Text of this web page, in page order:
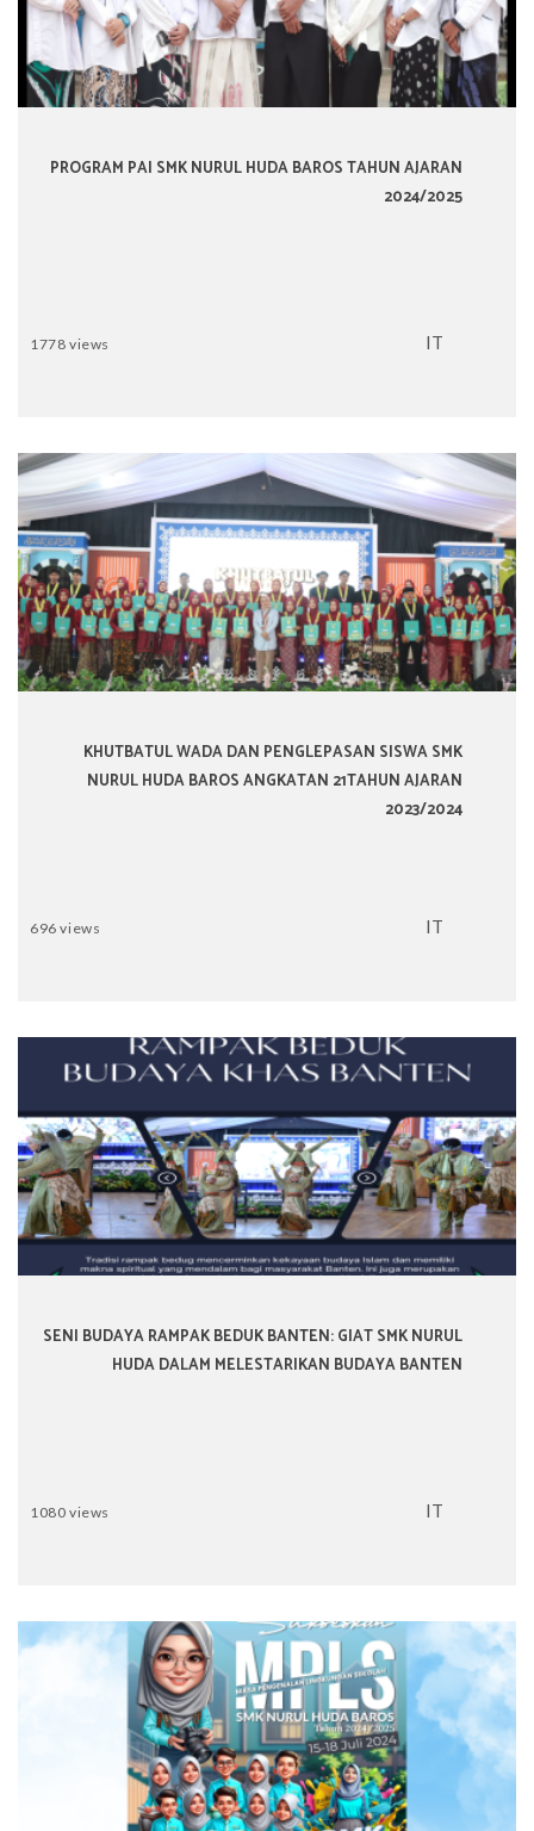
PROGRAM PAI SMK NURUL HUDA BAROS TAHUN AJARAN
2024/2025
IT
1778 views
KHUTBATUL WADA DAN PENGLEPASAN SISWA SMK
NURUL HUDA BAROS ANGKATAN 21TAHUN AJARAN
2023/2024
IT
696 views
SENI BUDAYA RAMPAK BEDUK BANTEN: GIAT SMK NURUL
HUDA DALAM MELESTARIKAN BUDAYA BANTEN
IT
1080 views